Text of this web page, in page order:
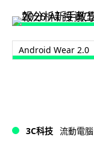
Android Wear 2.0
3C科技 流動電腦